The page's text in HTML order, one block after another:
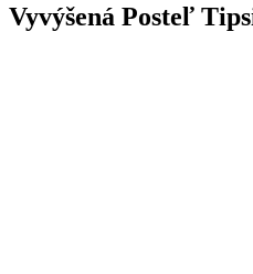
Vyvýšená Posteľ